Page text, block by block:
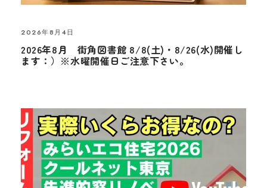
2026年8月4日
2026年8月 街角図書館 8/8(土)・8/26(水)開催し
ます：）※水曜開催日ご注意下さい。